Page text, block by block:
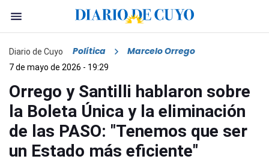
Diario de Cuyo Política Marcelo Orrego
7 de mayo de 2026 - 19:29
Orrego y Santilli hablaron sobre
la Boleta Única y la eliminación
de las PASO: "Tenemos que ser
un Estado más eficiente"